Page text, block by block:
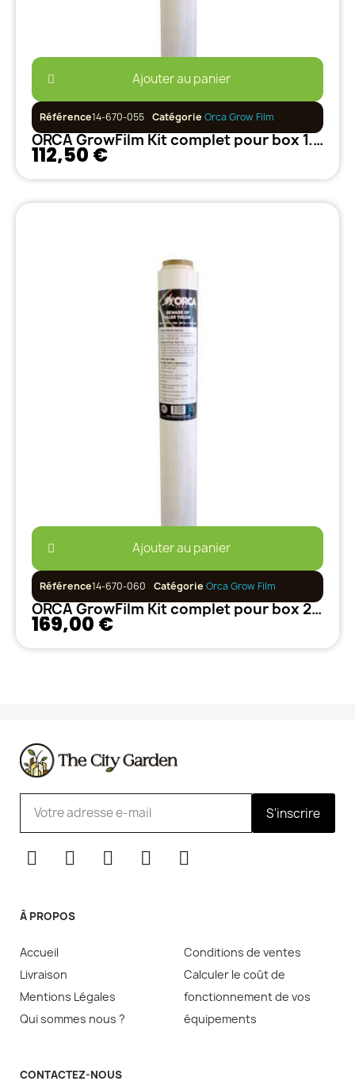
Ajouter au panier
Référence14-670-055 Catégorie Orca Grow Film
ORCA GrowFilm Kit complet pour box 1.2m x 1.2m - Film + Scotch
112,50 €
Ajouter au panier
Référence14-670-060 Catégorie Orca Grow Film
ORCA GrowFilm Kit complet pour box 2.4m x 1.2m - Film + Scotch
169,00 €
S'inscrire
À PROPOS
Accueil
Livraison
Mentions Légales
Qui sommes nous ?
Conditions de ventes
Calculer le coût de
fonctionnement de vos
équipements
CONTACTEZ-NOUS